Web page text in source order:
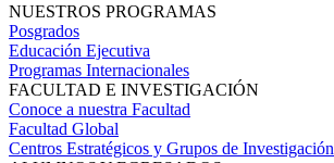
NUESTROS PROGRAMAS
Posgrados
Educación Ejecutiva
Programas Internacionales
FACULTAD E INVESTIGACIÓN
Conoce a nuestra Facultad
Facultad Global
Centros Estratégicos y Grupos de Investigación